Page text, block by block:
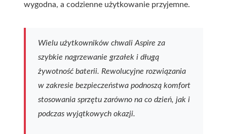
wygodna, a codzienne użytkowanie przyjemne.
Wielu użytkowników chwali Aspire za
szybkie nagrzewanie grzałek i długą
żywotność baterii. Rewolucyjne rozwiązania
w zakresie bezpieczeństwa podnoszą komfort
stosowania sprzętu zarówno na co dzień, jak i
podczas wyjątkowych okazji.